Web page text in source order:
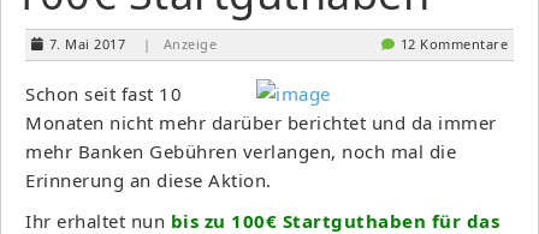
7. Mai 2017 | Anzeige 12 Kommentare
Schon seit fast 10
Monaten nicht mehr darüber berichtet und da immer
mehr Banken Gebühren verlangen, noch mal die
Erinnerung an diese Aktion.
Ihr erhaltet nun bis zu 100€ Startguthaben für das